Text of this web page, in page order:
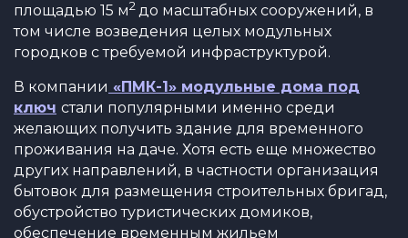
площадью 15 м2 до масштабных сооружений, в
том числе возведения целых модульных
городков с требуемой инфраструктурой.
В компании «ПМК-1» модульные дома под
ключ стали популярными именно среди
желающих получить здание для временного
проживания на даче. Хотя есть еще множество
других направлений, в частности организация
бытовок для размещения строительных бригад,
обустройство туристических домиков,
обеспечение временным жильем